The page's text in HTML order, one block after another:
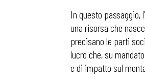
In questo passaggio,
una risorsa che
precisano le parti
lucro che, su
e di impatto sul